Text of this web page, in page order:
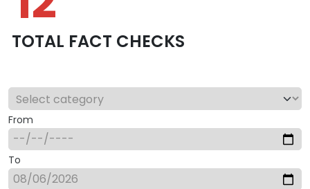
TOTAL FACT CHECKS
From
To